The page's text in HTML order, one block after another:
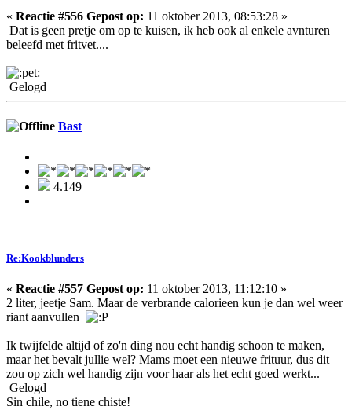
« Reactie #556 Gepost op: 11 oktober 2013, 08:53:28 »
Dat is geen pretje om op te kuisen, ik heb ook al enkele avnturen
beleefd met fritvet....
Gelogd
Bast
4.149
Re:Kookblunders
« Reactie #557 Gepost op: 11 oktober 2013, 11:12:10 »
2 liter, jeetje Sam. Maar de verbrande calorieen kun je dan wel weer
riant aanvullen
Ik twijfelde altijd of zo'n ding nou echt handig schoon te maken,
maar het bevalt jullie wel? Mams moet een nieuwe frituur, dus dit
zou op zich wel handig zijn voor haar als het echt goed werkt...
Gelogd
Sin chile, no tiene chiste!